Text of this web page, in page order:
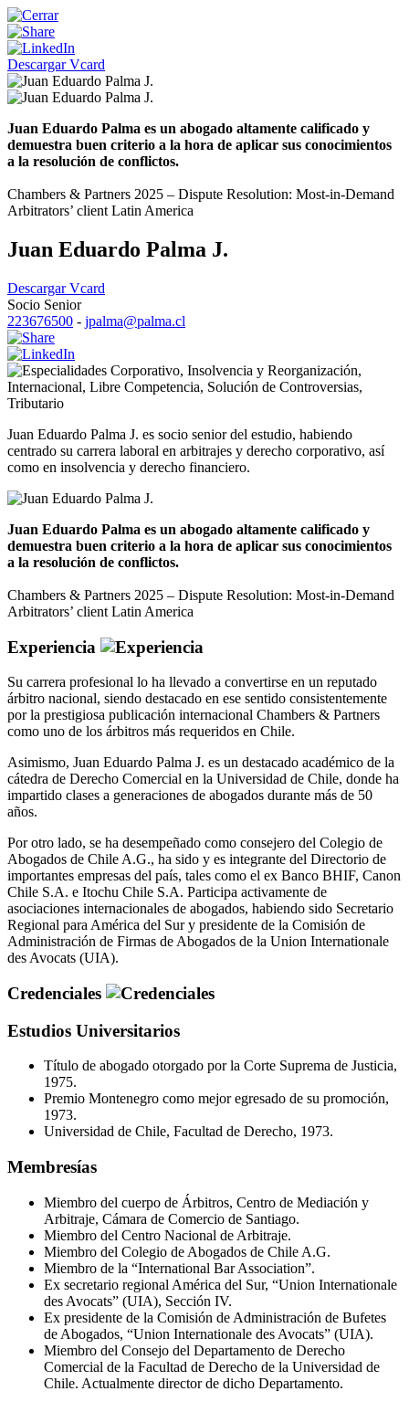
Descargar Vcard
Juan Eduardo Palma es un abogado altamente calificado y
demuestra buen criterio a la hora de aplicar sus conocimientos
a la resolución de conflictos.
Chambers & Partners 2025 – Dispute Resolution: Most-in-Demand
Arbitrators’ client Latin America
Juan Eduardo Palma J.
Descargar Vcard
Socio Senior
223676500 - jpalma@palma.cl
Corporativo, Insolvencia y Reorganización,
Internacional, Libre Competencia, Solución de Controversias,
Tributario
Juan Eduardo Palma J. es socio senior del estudio, habiendo
centrado su carrera laboral en arbitrajes y derecho corporativo, así
como en insolvencia y derecho financiero.
Juan Eduardo Palma es un abogado altamente calificado y
demuestra buen criterio a la hora de aplicar sus conocimientos
a la resolución de conflictos.
Chambers & Partners 2025 – Dispute Resolution: Most-in-Demand
Arbitrators’ client Latin America
Experiencia
Su carrera profesional lo ha llevado a convertirse en un reputado
árbitro nacional, siendo destacado en ese sentido consistentemente
por la prestigiosa publicación internacional Chambers & Partners
como uno de los árbitros más requeridos en Chile.
Asimismo, Juan Eduardo Palma J. es un destacado académico de la
cátedra de Derecho Comercial en la Universidad de Chile, donde ha
impartido clases a generaciones de abogados durante más de 50
años.
Por otro lado, se ha desempeñado como consejero del Colegio de
Abogados de Chile A.G., ha sido y es integrante del Directorio de
importantes empresas del país, tales como el ex Banco BHIF, Canon
Chile S.A. e Itochu Chile S.A. Participa activamente de
asociaciones internacionales de abogados, habiendo sido Secretario
Regional para América del Sur y presidente de la Comisión de
Administración de Firmas de Abogados de la Union Internationale
des Avocats (UIA).
Credenciales
Estudios Universitarios
Título de abogado otorgado por la Corte Suprema de Justicia,
1975.
Premio Montenegro como mejor egresado de su promoción,
1973.
Universidad de Chile, Facultad de Derecho, 1973.
Membresías
Miembro del cuerpo de Árbitros, Centro de Mediación y
Arbitraje, Cámara de Comercio de Santiago.
Miembro del Centro Nacional de Arbitraje.
Miembro del Colegio de Abogados de Chile A.G.
Miembro de la “International Bar Association”.
Ex secretario regional América del Sur, “Union Internationale
des Avocats” (UIA), Sección IV.
Ex presidente de la Comisión de Administración de Bufetes
de Abogados, “Union Internationale des Avocats” (UIA).
Miembro del Consejo del Departamento de Derecho
Comercial de la Facultad de Derecho de la Universidad de
Chile. Actualmente director de dicho Departamento.